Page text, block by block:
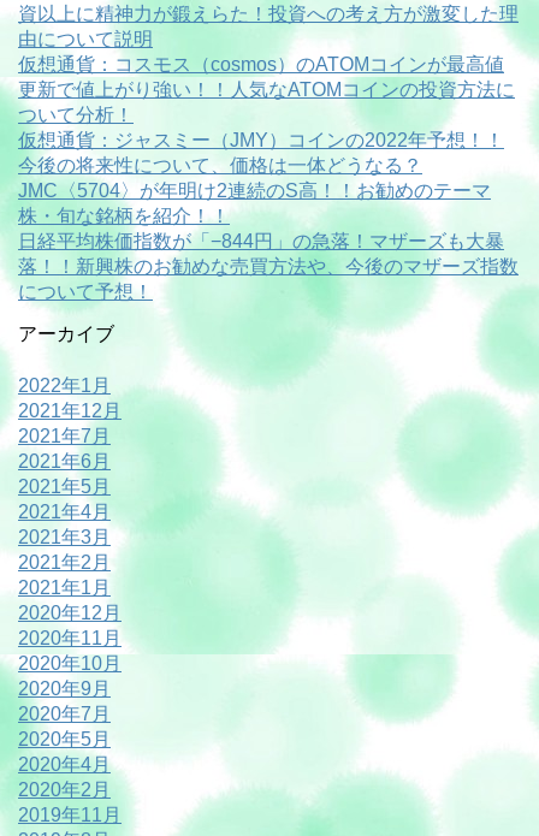
資以上に精神力が鍛えらた！投資への考え方が激変した理
由について説明
仮想通貨：コスモス（cosmos）のATOMコインが最高値
更新で値上がり強い！！人気なATOMコインの投資方法に
ついて分析！
仮想通貨：ジャスミー（JMY）コインの2022年予想！！
今後の将来性について、価格は一体どうなる？
JMC〈5704〉が年明け2連続のS高！！お勧めのテーマ
株・旬な銘柄を紹介！！
日経平均株価指数が「−844円」の急落！マザーズも大暴
落！！新興株のお勧めな売買方法や、今後のマザーズ指数
について予想！
アーカイブ
2022年1月
2021年12月
2021年7月
2021年6月
2021年5月
2021年4月
2021年3月
2021年2月
2021年1月
2020年12月
2020年11月
2020年10月
2020年9月
2020年7月
2020年5月
2020年4月
2020年2月
2019年11月